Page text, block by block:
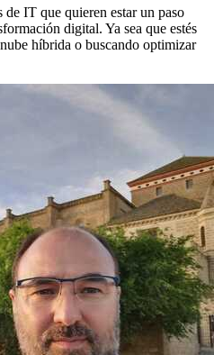
de IT que quieren estar un paso
digital. Ya sea que estés
híbrida o buscando optimizar